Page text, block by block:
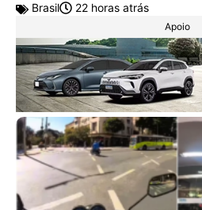
Brasil 22 horas atrás
Apoio